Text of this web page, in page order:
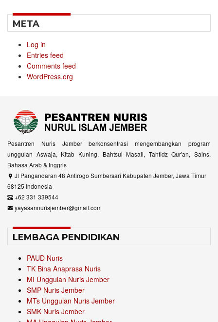
META
Log in
Entries feed
Comments feed
WordPress.org
Pesantren Nuris Jember berkonsentrasi mengembangkan program
unggulan Aswaja, Kitab Kuning, Bahtsul Masail, Tahfidz Qur'an, Sains,
Bahasa Arab & Inggris
Jl Pangandaran 48 Antirogo Sumbersari Kabupaten Jember, Jawa Timur
68125 Indonesia
+62 331 339544
yayasannurisjember@gmail.com
LEMBAGA PENDIDIKAN
PAUD Nuris
TK Bina Anaprasa Nuris
MI Unggulan Nuris Jember
SMP Nuris Jember
MTs Unggulan Nuris Jember
SMK Nuris Jember